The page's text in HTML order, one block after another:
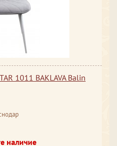
1011 BAKLAVA Balin
наличие